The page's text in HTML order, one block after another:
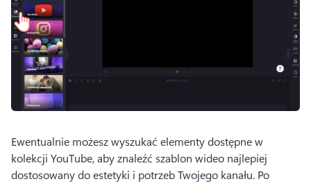
Ewentualnie możesz wyszukać elementy dostępne w
kolekcji YouTube, aby znaleźć szablon wideo najlepiej
dostosowany do estetyki i potrzeb Twojego kanału. Po